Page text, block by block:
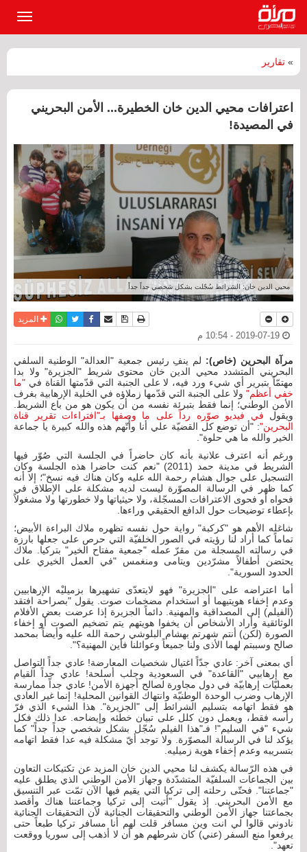
» تقارير
اعترافات محيي الدين خان الخطيرة... الأمن البحريني
في المصيدة!
محيي الدين خان: الشرائط سُجّلت بشكل شخصي جداً جداً
نسخة للطباعة
حفظ الموضوع
أرسل الى صديق
فيسبوكتويترواتسابالمزيد
مرآة البحرين (خاص): لم ينفِ رئيس جمعية "العدالة" الوطنية السلفي
البحريني المتشدد محيي الدين خان محتوى شريط "الجزيرة" ولا بدا
مهتمّاً بتبرير أي شيء ورد فيه، لا على الجنبة التي قدّمتها القناة في "ما
خفي أعظم" ولا على الجنبة التي قدّمها زملاؤه في الخلية الإرهابية بغرف
الأمن الوطني؛ إنما فقط بتبرئة نفسه من أن يكون هو من باع الشريط.
ويقول في فيديو صوّره رداً على ما وصفها بـ"افتراءات تقرير قناة
البحرين": "أن توضع كل القضيّة علي أنا وأُتّهم هذه والله كبيرة يا جماعة
الخير والله ما هي حلوة".
ورغم أنه اعترف علانية بأنه كان حاضراً في الجلسة التي صُوّر فيها
الشريط في مدينة حمد (2011) "نعم كنت حاضرا هذه الجلسة وكان
التسجيل على جوال هشام رحمة الله عليه وكان هناك فيه نسخ"؛ إلا أنه
كما ظهر في الرسالة المصوّرة ليست لديه مشكلة على الإطلاق في
فحواه أو فحوى الاعترافات المسجّلة، ولا حيثياتها ولا خطورتها ولا مشغولاً
بإعطاء توضيحات حول الدافع الحقيقي وراءها.
شاغله الأهم هو "كركبة" رواية حول نفسه تظهره ملاك البراءة الأبيض؛
تماماً كما أراد لنا رؤيته في الصور الخلفيّة التي حرص على جعلها بارزة
في رسالته المسجلة من مقرّ عمله "جمعية مفتاح الخير" بتركيا. ملاك
يحتضن أطفالاً مشرّدين ويتامى ومنغمس "في العمل الخيري على
الحدود السورية".
أما اعتراضه على "الجزيرة" فهو لايتعدّى تشهيرها بزميليْه الإرهابيين
وعدم إخفاء هويتيهما أو استخدام مضخمات صوت. يقول "بصراحة افتقد
(الفيلم) إلى المصداقية والمهنية. دائماً الجزيرة إذا عرضت بعض الأفلام
الوثائقية وأراد الأشخاص أن يخفوا هويتهم يتم تضخيم الصوت أو إخفاء
الصورة (لكن) أنتم شهرتم بهشام البلوشي رحمة الله عليه وأيضاً بمحمد
صالح وسببتم لهما الأذى ولنا جميعاً وعوائلنا فأين المهنية؟".
أي بمعنى آخر: عادي جدّاً اغتيال شخصيات المعارضة! عادي جداً التواصل
مع إرهابيي "القاعدة" في السعودية وجلب أسلحة! عادي جداً القيام
بعمليّات إرهابيّة في دول مجاورة لصالح أجهزة الأمن! عادي جداً ممارسة
الإرهاب وضرب الوحدة الوطنيّة وانتهاك القوانين المحلية! إنما غير العادي
هو فقط اتهامه بتسليم الشرائط إلى "الجزيرة". هذا الشيء الذي فرّ
رأسه فقط، ويعمل دون كلل على تبيان خطئه وإيضاحه. عدا ذلك فكل
شيء "في السليم"! فـ"هذا الفيلم سُجّل بشكل شخصي جداً جداً" كما
يؤكد لنا في الرسالة المصوّرة. ولا توجد أيّ مشكلة فيه عدا فقط اتهامه
بتسريبه وعدم إخفاء هوية زميليه.
في هذه الرّسالة يكشف لنا محيي الدين خان المزيد عن تكتيكات التعاون
بين الجماعات السلفيّة المتشدّدة وجهاز الأمن الوطني الذي يطلق عليه
"جماعتنا". فحتّى رحلته إلى تركيا التي يقيم فيها الآن تمّت عبر التنسيق
مع الأمن البحريني. إذ يقول "أتيت إلى تركيا وجماعتنا هناك وأقصد
بجماعتنا جهاز الأمن الوطني والتحقيقات الجنائية لأن التحقيقات الجنائية
نادوني قالوا لي انت وين مسافر قلت لهم أنا مسافر تركيا طبعاً حتى
يرفعوا منع السفر (عني) كان شرطهم هو أن لا أذهب إلى سوريا ووقعت
تعهد".